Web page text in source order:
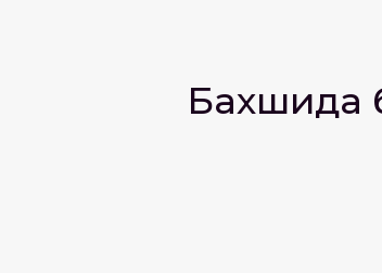
Бахшида